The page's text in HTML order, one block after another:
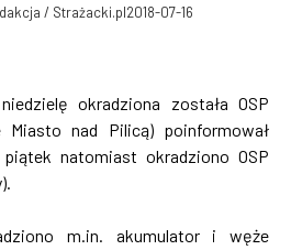
/ Strażacki.pl2018-07-16
okradziona została OSP
Miasto nad Pilicą) poinformował
natomiast okradziono OSP
m.in. akumulator i węże